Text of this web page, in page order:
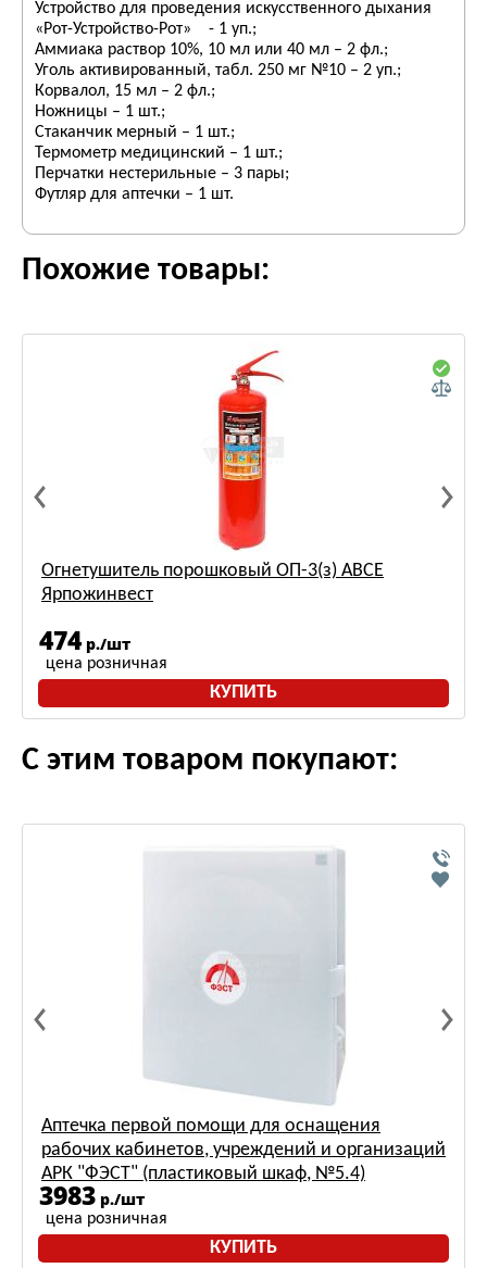
Устройство для проведения искусственного дыхания
«Рот-Устройство-Рот» - 1 уп.;
Аммиака раствор 10%, 10 мл или 40 мл – 2 фл.;
Уголь активированный, табл. 250 мг №10 – 2 уп.;
Корвалол, 15 мл – 2 фл.;
Ножницы – 1 шт.;
Стаканчик мерный – 1 шт.;
Термометр медицинский – 1 шт.;
Перчатки нестерильные – 3 пары;
Футляр для аптечки – 1 шт.
Похожие товары:
Огнетушитель порошковый ОП-3(з) АВСЕ
Ярпожинвест
474 р./шт
цена розничная
КУПИТЬ
С этим товаром покупают:
Аптечка первой помощи для оснащения
рабочих кабинетов, учреждений и организаций
АРК "ФЭСТ" (пластиковый шкаф, №5.4)
3983 р./шт
цена розничная
КУПИТЬ